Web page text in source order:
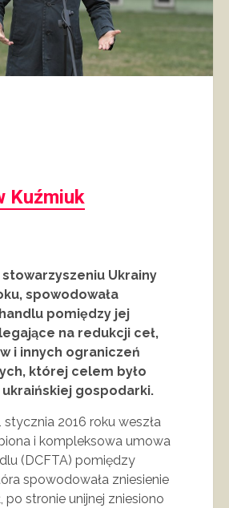
Kuźmiuk
stowarzyszeniu Ukrainy
spowodowała
pomiędzy jej
na redukcji ceł,
i innych ograniczeń
której celem było
gospodarki.
stycznia 2016 roku weszła
i kompleksowa umowa
(DCFTA) pomiędzy
spowodowała zniesienie
po stronie unijnej zniesiono